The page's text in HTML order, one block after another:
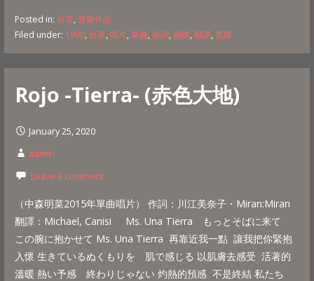
Posted in: 分享, 音樂作品
Filed under: 1990, 分享, 唱片, 單曲, 歌詞, 細碟, 翻譯, 黑膠
Rojo -Tierra- (赤色大地)
January 25, 2020
admin
Leave a comment
（中森明菜2015年單曲唱片） 作詞：川江美奈子・Miran:Miran
翻譯：Michael, Canisi Ms. Una Tierra もっとそばに来て
この腕に抱かせて Ms. Una Tierra 再靠近我一點 讓我把你緊抱
入懷 生きているぬくもりを 肌で感じる 以肌膚去感受 活著的
溫暖 熱い予感 終わりじゃない 灼熱的預感 不是終結 私たち